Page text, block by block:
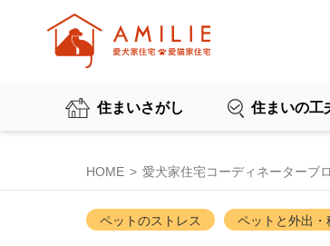
住まいさがし 住まいの工
HOME 愛犬家住宅コーディネーターブ
ペットのストレス ペットと外出・